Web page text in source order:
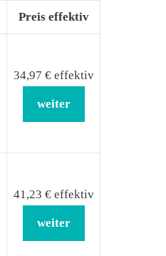
Preis effektiv
34,97 € effektiv
weiter
41,23 € effektiv
weiter